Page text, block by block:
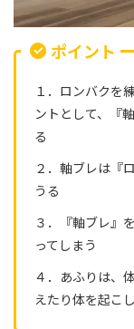
ポイント
１．ロンバクを
ントとして、『
る
２．軸ブレは『
うる
３．『軸ブレ』
ってしまう
４．あふりは、
えたり体を起こ